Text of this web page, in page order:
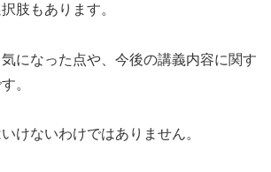
肢もあります。
になった点や、今後の講義内容に関す
。
けないわけではありません。